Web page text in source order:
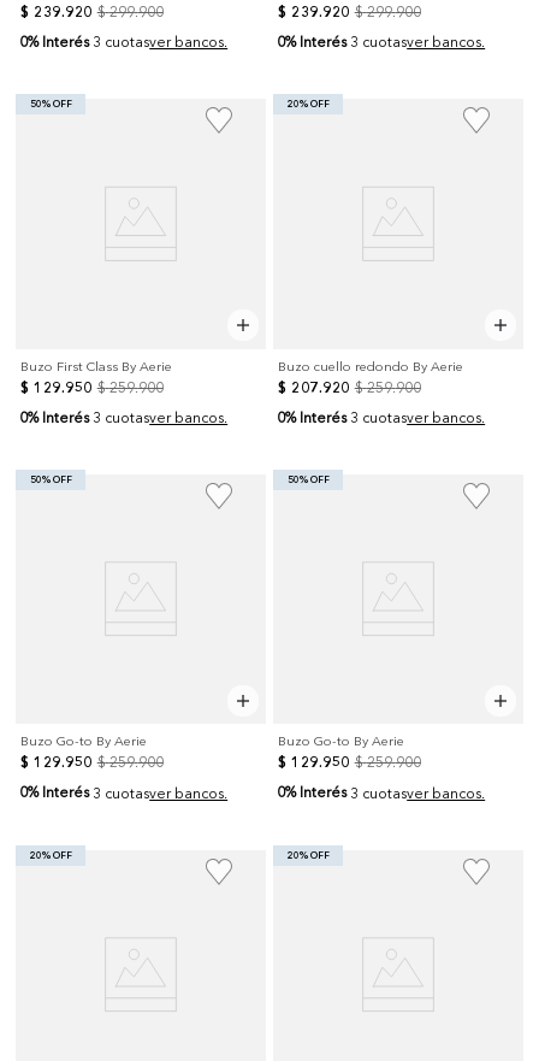
$ 239.920 $ 299.900
0% Interés 3 cuotasver bancos.
$ 239.920 $ 299.900
0% Interés 3 cuotasver bancos.
50% OFF
Buzo First Class By Aerie
$ 129.950 $ 259.900
0% Interés 3 cuotasver bancos.
20% OFF
Buzo cuello redondo By Aerie
$ 207.920 $ 259.900
0% Interés 3 cuotasver bancos.
50% OFF
Buzo Go-to By Aerie
$ 129.950 $ 259.900
0% Interés 3 cuotasver bancos.
50% OFF
Buzo Go-to By Aerie
$ 129.950 $ 259.900
0% Interés 3 cuotasver bancos.
20% OFF 20% OFF